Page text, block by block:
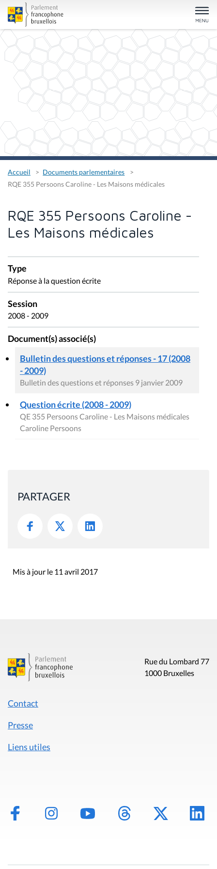
Accueil
Documents parlementaires
RQE 355 Persoons Caroline - Les Maisons médicales
RQE 355 Persoons Caroline -
Les Maisons médicales
Type
Réponse à la question écrite
Session
2008 - 2009
Document(s) associé(s)
Bulletin des questions et réponses - 17 (2008
- 2009)
Bulletin des questions et réponses 9 janvier 2009
Question écrite (2008 - 2009)
QE 355 Persoons Caroline - Les Maisons médicales
Caroline Persoons
PARTAGER
Mis à jour le 11 avril 2017
Rue du Lombard 77
1000 Bruxelles
Contact
Presse
Liens utiles